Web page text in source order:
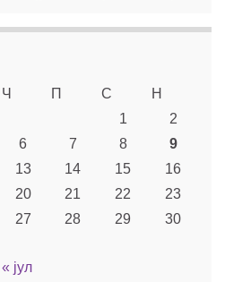
Ч П С
Н
1
2
6 7 8
9
13 14 15
16
20 21 22
23
27 28 29
30
« јул